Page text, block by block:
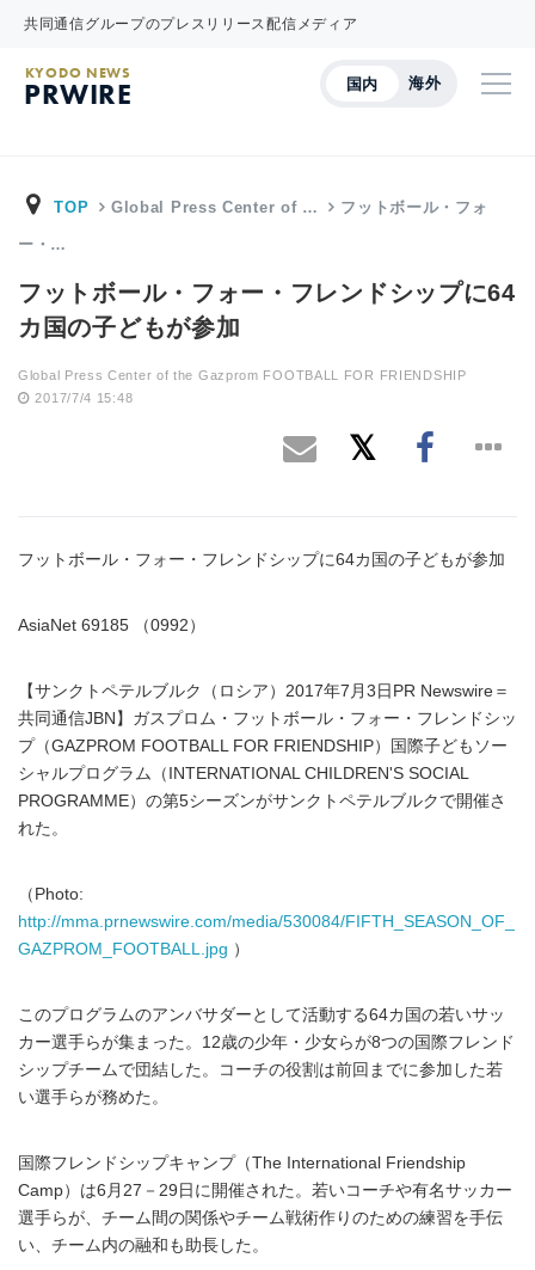
共同通信グループのプレスリリース配信メディア
国内 海外
KYODO NEWS
PRWIRE
TOP Global Press Center of … フットボール・フォ
ー・…
フットボール・フォー・フレンドシップに64
カ国の子どもが参加
Global Press Center of the Gazprom FOOTBALL FOR FRIENDSHIP
2017/7/4 15:48
フットボール・フォー・フレンドシップに64カ国の子どもが参加
AsiaNet 69185 （0992）
【サンクトペテルブルク（ロシア）2017年7月3日PR Newswire＝
共同通信JBN】ガスプロム・フットボール・フォー・フレンドシッ
プ（GAZPROM FOOTBALL FOR FRIENDSHIP）国際子どもソー
シャルプログラム（INTERNATIONAL CHILDREN'S SOCIAL
PROGRAMME）の第5シーズンがサンクトペテルブルクで開催さ
れた。
（Photo:
http://mma.prnewswire.com/media/530084/FIFTH_SEASON_OF_
GAZPROM_FOOTBALL.jpg ）
このプログラムのアンバサダーとして活動する64カ国の若いサッ
カー選手らが集まった。12歳の少年・少女らが8つの国際フレンド
シップチームで団結した。コーチの役割は前回までに参加した若
い選手らが務めた。
国際フレンドシップキャンプ（The International Friendship
Camp）は6月27－29日に開催された。若いコーチや有名サッカー
選手らが、チーム間の関係やチーム戦術作りのための練習を手伝
い、チーム内の融和も助長した。